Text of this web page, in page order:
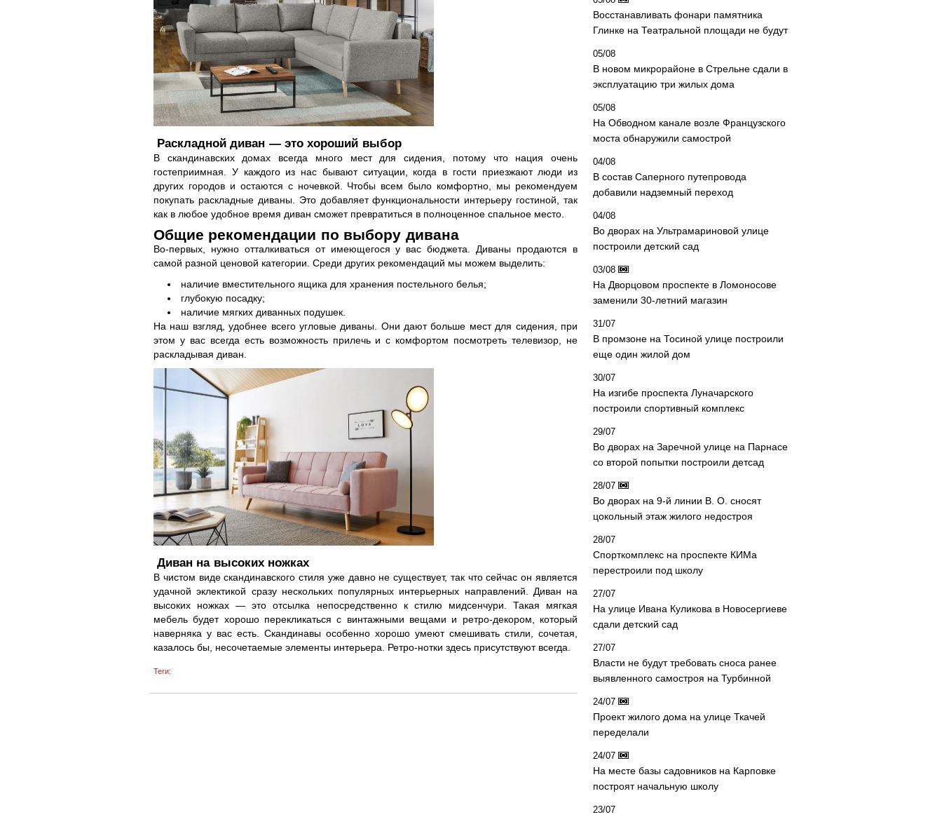
Раскладной диван ― это хороший выбор
В скандинавских домах всегда много мест для сидения, потому что нация очень
гостеприимная. У каждого из нас бывают ситуации, когда в гости приезжают люди из
других городов и остаются с ночевкой. Чтобы всем было комфортно, мы рекомендуем
покупать раскладные диваны. Это добавляет функциональности интерьеру гостиной, так
как в любое удобное время диван сможет превратиться в полноценное спальное место.
Общие рекомендации по выбору дивана
Во-первых, нужно отталкиваться от имеющегося у вас бюджета. Диваны продаются в
самой разной ценовой категории. Среди других рекомендаций мы можем выделить:
наличие вместительного ящика для хранения постельного белья;
глубокую посадку;
наличие мягких диванных подушек.
На наш взгляд, удобнее всего угловые диваны. Они дают больше мест для сидения, при
этом у вас всегда есть возможность прилечь и с комфортом посмотреть телевизор, не
раскладывая диван.
Диван на высоких ножках
В чистом виде скандинавского стиля уже давно не существует, так что сейчас он является
удачной эклектикой сразу нескольких популярных интерьерных направлений. Диван на
высоких ножках ― это отсылка непосредственно к стилю мидсенчури. Такая мягкая
мебель будет хорошо перекликаться с винтажными вещами и ретро-декором, который
наверняка у вас есть. Скандинавы особенно хорошо умеют смешивать стили, сочетая,
казалось бы, несочетаемые элементы интерьера. Ретро-нотки здесь присутствуют всегда.
Теги:
Восстанавливать фонари памятника
Глинке на Театральной площади не будут
05/08
В новом микрорайоне в Стрельне сдали в
эксплуатацию три жилых дома
05/08
На Обводном канале возле Французского
моста обнаружили самострой
04/08
В состав Саперного путепровода
добавили надземный переход
04/08
Во дворах на Ультрамариновой улице
построили детский сад
03/08
На Дворцовом проспекте в Ломоносове
заменили 30-летний магазин
31/07
В промзоне на Тосиной улице построили
еще один жилой дом
30/07
На изгибе проспекта Луначарского
построили спортивный комплекс
29/07
Во дворах на Заречной улице на Парнасе
со второй попытки построили детсад
28/07
Во дворах на 9-й линии В. О. сносят
цокольный этаж жилого недостроя
28/07
Спорткомплекс на проспекте КИМа
перестроили под школу
27/07
На улице Ивана Куликова в Новосергиеве
сдали детский сад
27/07
Власти не будут требовать сноса ранее
выявленного самостроя на Турбинной
24/07
Проект жилого дома на улице Ткачей
переделали
24/07
На месте базы садовников на Карповке
построят начальную школу
23/07